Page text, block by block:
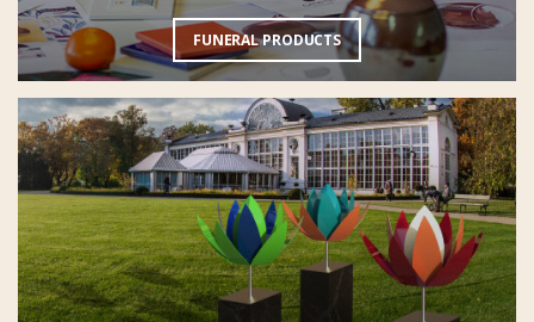
FUNERAL PRODUCTS